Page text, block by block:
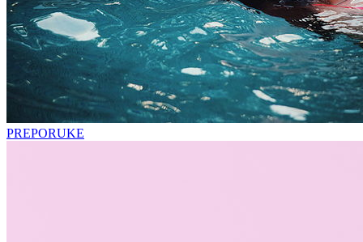
PREPORUKE